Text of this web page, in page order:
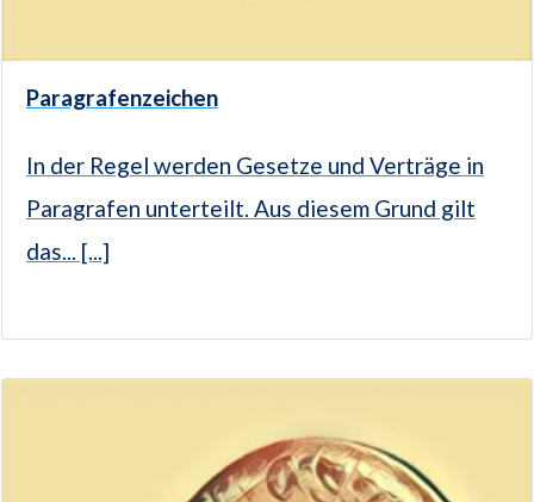
Paragrafenzeichen
In der Regel werden Gesetze und Verträge in
Paragrafen unterteilt. Aus diesem Grund gilt
das... [...]